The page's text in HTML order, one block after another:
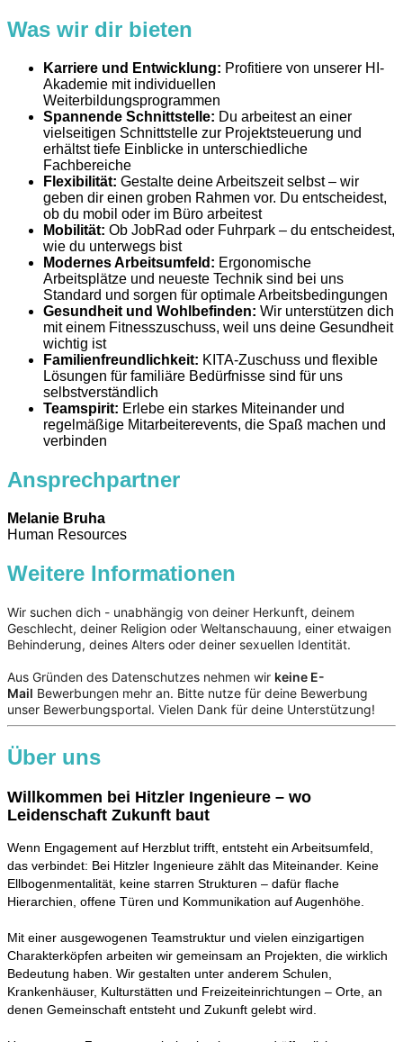
Was wir dir bieten
Karriere und Entwicklung: Profitiere von unserer HI-
Akademie mit individuellen
Weiterbildungsprogrammen
Spannende Schnittstelle: Du arbeitest an einer
vielseitigen Schnittstelle zur Projektsteuerung und
erhältst tiefe Einblicke in unterschiedliche
Fachbereiche
Flexibilität: Gestalte deine Arbeitszeit selbst – wir
geben dir einen groben Rahmen vor. Du entscheidest,
ob du mobil oder im Büro arbeitest
Mobilität: Ob JobRad oder Fuhrpark – du entscheidest,
wie du unterwegs bist
Modernes Arbeitsumfeld: Ergonomische
Arbeitsplätze und neueste Technik sind bei uns
Standard und sorgen für optimale Arbeitsbedingungen
Gesundheit und Wohlbefinden: Wir unterstützen dich
mit einem Fitnesszuschuss, weil uns deine Gesundheit
wichtig ist
Familienfreundlichkeit: KITA-Zuschuss und flexible
Lösungen für familiäre Bedürfnisse sind für uns
selbstverständlich
Teamspirit: Erlebe ein starkes Miteinander und
regelmäßige Mitarbeiterevents, die Spaß machen und
verbinden
Ansprechpartner
Melanie Bruha
Human Resources
Weitere Informationen
Wir suchen dich - unabhängig von deiner Herkunft, deinem
Geschlecht, deiner Religion oder Weltanschauung, einer etwaigen
Behinderung, deines Alters oder deiner sexuellen Identität.
Aus Gründen des Datenschutzes nehmen wir keine E-
Mail Bewerbungen mehr an. Bitte nutze für deine Bewerbung
unser Bewerbungsportal. Vielen Dank für deine Unterstützung!
Über uns
Willkommen bei Hitzler Ingenieure – wo
Leidenschaft Zukunft baut
Wenn Engagement auf Herzblut trifft, entsteht ein Arbeitsumfeld,
das verbindet: Bei Hitzler Ingenieure zählt das Miteinander. Keine
Ellbogenmentalität, keine starren Strukturen – dafür flache
Hierarchien, offene Türen und Kommunikation auf Augenhöhe.
Mit einer ausgewogenen Teamstruktur und vielen einzigartigen
Charakterköpfen arbeiten wir gemeinsam an Projekten, die wirklich
Bedeutung haben. Wir gestalten unter anderem Schulen,
Krankenhäuser, Kulturstätten und Freizeiteinrichtungen – Orte, an
denen Gemeinschaft entsteht und Zukunft gelebt wird.